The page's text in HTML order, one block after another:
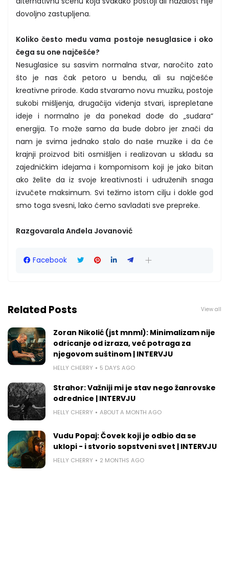
dovoljno zastupljena.
Koliko često među vama postoje nesuglasice i oko
čega su one najčešće?
Nesuglasice su sasvim normalna stvar, naročito zato
što je nas čak petoro u bendu, ali su najčešće
kreativne prirode. Kada stvaramo novu muziku, postoje
sukobi mišljenja, drugačija viđenja stvari, isprepletane
ideje i normalno je da ponekad dođe do „sudara“
energija. To može samo da bude dobro jer znači da
nam je svima jednako stalo do naše muzike i da će
krajnji proizvod biti osmišljen i realizovan u skladu sa
zajedničkim idejama i kompomisom koji je jako bitan
ako želite da iz svoje kreativnosti i udruženih snaga
izvučete maksimum. Svi težimo istom cilju i dokle god
smo toga svesni, lako ćemo savladati sve prepreke.
Razgovarala Anđela Jovanović
Facebook
Related Posts View all
Zoran Nikolić (jst mnml): Minimalizam nije
odricanje od izraza, već potraga za
njegovom suštinom | INTERVJU
HELLY CHERRY 5 DAYS AGO
Strahor: Važniji mi je stav nego žanrovske
odrednice | INTERVJU
HELLY CHERRY ABOUT A MONTH AGO
Vudu Popaj: Čovek koji je odbio da se
uklopi - i stvorio sopstveni svet | INTERVJU
HELLY CHERRY 2 MONTHS AGO